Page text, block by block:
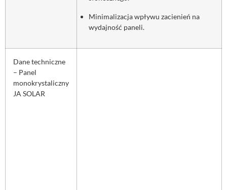
Minimalizacja wpływu zacienień na
wydajność paneli.
Dane techniczne
– Panel
monokrystaliczny
JA SOLAR